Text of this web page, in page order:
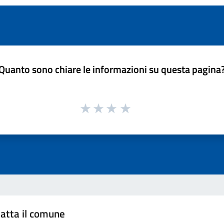
sono chiare le informazioni su questa
il comune